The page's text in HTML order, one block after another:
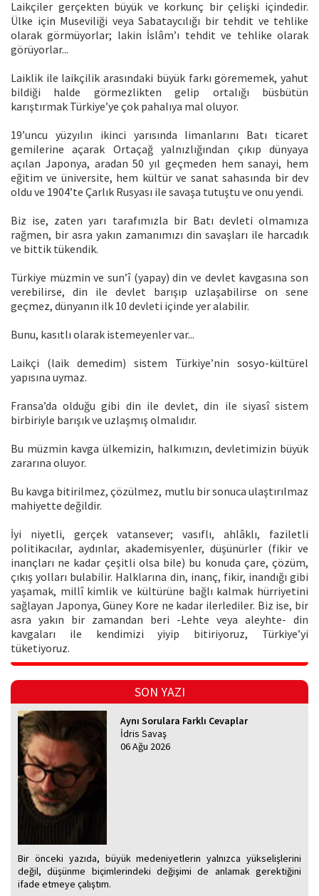
Laikçiler gerçekten büyük ve korkunç bir çelişki içindedir.
Ülke için Museviliği veya Sabataycılığı bir tehdit ve tehlike
olarak görmüyorlar; lakin İslâm’ı tehdit ve tehlike olarak
görüyorlar...
Laiklik ile laikçilik arasındaki büyük farkı görememek, yahut
bildiği halde görmezlikten gelip ortalığı büsbütün
karıştırmak Türkiye’ye çok pahalıya mal oluyor.
19’uncu yüzyılın ikinci yarısında limanlarını Batı ticaret
gemilerine açarak Ortaçağ yalnızlığından çıkıp dünyaya
açılan Japonya, aradan 50 yıl geçmeden hem sanayi, hem
eğitim ve üniversite, hem kültür ve sanat sahasında bir dev
oldu ve 1904’te Çarlık Rusyası ile savaşa tutuştu ve onu yendi.
Biz ise, zaten yarı tarafımızla bir Batı devleti olmamıza
rağmen, bir asra yakın zamanımızı din savaşları ile harcadık
ve bittik tükendik.
Türkiye müzmin ve sun’î (yapay) din ve devlet kavgasına son
verebilirse, din ile devlet barışıp uzlaşabilirse on sene
geçmez, dünyanın ilk 10 devleti içinde yer alabilir.
Bunu, kasıtlı olarak istemeyenler var...
Laikçi (laik demedim) sistem Türkiye’nin sosyo-kültürel
yapısına uymaz.
Fransa’da olduğu gibi din ile devlet, din ile siyasî sistem
birbiriyle barışık ve uzlaşmış olmalıdır.
Bu müzmin kavga ülkemizin, halkımızın, devletimizin büyük
zararına oluyor.
Bu kavga bitirilmez, çözülmez, mutlu bir sonuca ulaştırılmaz
mahiyette değildir.
İyi niyetli, gerçek vatansever; vasıflı, ahlâklı, faziletli
politikacılar, aydınlar, akademisyenler, düşünürler (fikir ve
inançları ne kadar çeşitli olsa bile) bu konuda çare, çözüm,
çıkış yolları bulabilir. Halklarına din, inanç, fikir, inandığı gibi
yaşamak, millî kimlik ve kültürüne bağlı kalmak hürriyetini
sağlayan Japonya, Güney Kore ne kadar ilerlediler. Biz ise, bir
asra yakın bir zamandan beri -Lehte veya aleyhte- din
kavgaları ile kendimizi yiyip bitiriyoruz, Türkiye’yi
tüketiyoruz.
SON YAZI
Aynı Sorulara Farklı Cevaplar
İdris Savaş
06 Ağu 2026
Bir önceki yazıda, büyük medeniyetlerin yalnızca yükselişlerini
değil, düşünme biçimlerindeki değişimi de anlamak gerektiğini
ifade etmeye çalıştım.